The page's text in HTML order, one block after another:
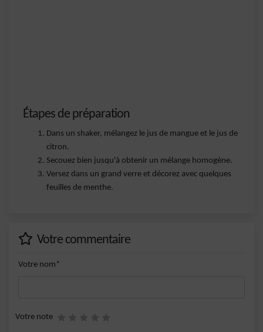
Étapes de préparation
Dans un shaker, mélangez le jus de mangue et le jus de
citron.
Secouez bien jusqu'à obtenir un mélange homogène.
Versez dans un grand verre et décorez avec quelques
feuilles de menthe.
Votre commentaire
Votre nom*
Votre note